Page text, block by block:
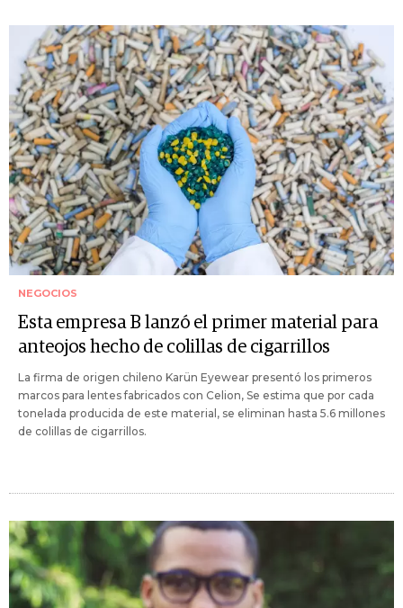
NEGOCIOS
Esta empresa B lanzó el primer material para
anteojos hecho de colillas de cigarrillos
La firma de origen chileno Karün Eyewear presentó los primeros
marcos para lentes fabricados con Celion, Se estima que por cada
tonelada producida de este material, se eliminan hasta 5.6 millones
de colillas de cigarrillos.